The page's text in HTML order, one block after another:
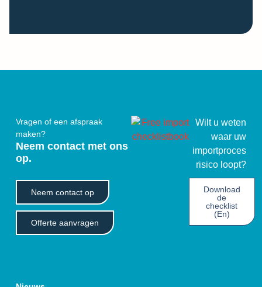
Vragen of een afspraak
maken?
Neem contact met ons
op.
Neem contact op
Offerte aanvragen
Wilt u weten
waar uw
importproces
risico loopt?
Download
de
checklist
(En)